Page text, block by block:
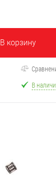
В корзину
В